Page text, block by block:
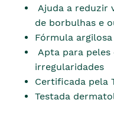
Ajuda a reduzir
de borbulhas e
Fórmula argilosa
Apta para
irregularidades
Certificada pela
Testada